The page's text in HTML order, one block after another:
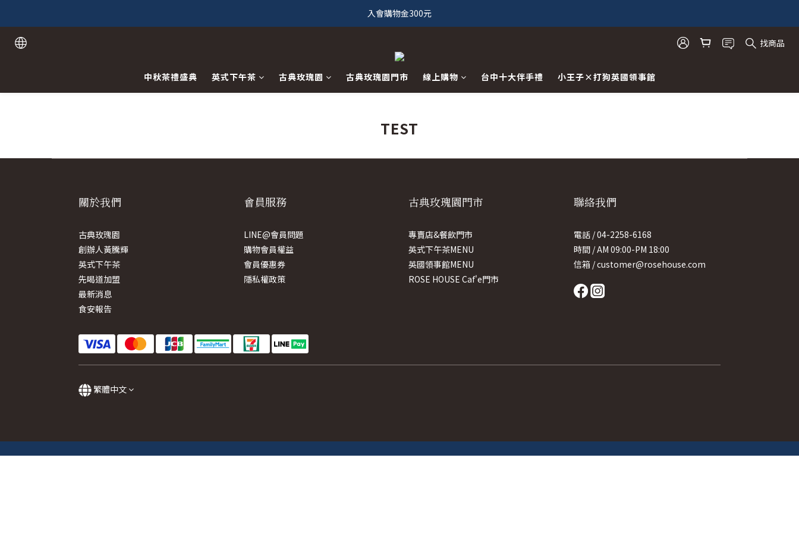
入會購物金300元
找商品
中秋茶禮盛典 英式下午茶 古典玫瑰園 古典玫瑰園門市 線上購物 台中十大伴手禮 小王子×打狗英國領事館
TEST
關於我們
古典玫瑰園
創辦人黃騰輝
英式下午茶
先喝道加盟
最新消息
食安報告
會員服務
LINE@會員問題
購物會員權益
會員優惠券
隱私權政策
古典玫瑰園門市
專賣店&餐飲門市
英式下午茶MENU
英國領事館MENU
ROSE HOUSE Caf'e門市
聯絡我們
電話 / 04-2258-6168
時間 / AM 09:00-PM 18:00
信箱 / customer@rosehouse.com
繁體中文